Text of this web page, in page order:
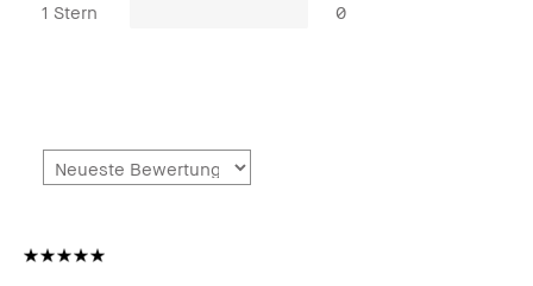
1 Stern
0